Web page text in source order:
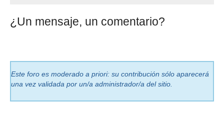
¿Un mensaje, un comentario?
Este foro es moderado a priori: su contribución sólo aparecerá
una vez validada por un/a administrador/a del sitio.